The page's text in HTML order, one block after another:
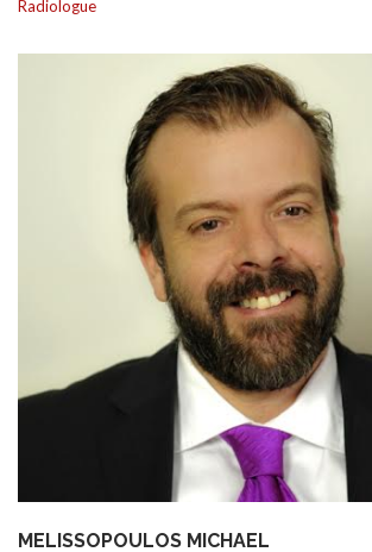
Radiologue
MELISSOPOULOS MICHAEL